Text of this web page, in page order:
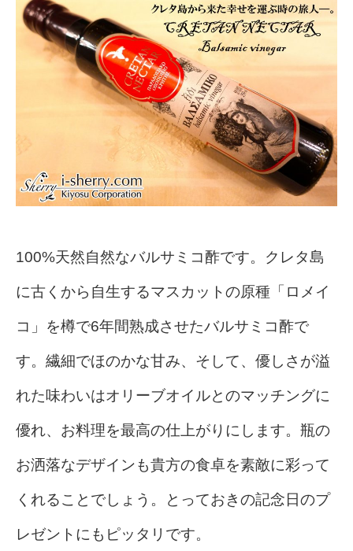
100%天然自然なバルサミコ酢です。 クレタ島
に古くから自生するマスカットの原種「ロメイ
コ」を樽で6年間熟成させたバルサミコ酢で
す。繊細でほのかな甘み、そして、優しさが溢
れた味わいはオリーブオイルとのマッチングに
優れ、お料理を最高の仕上がりにします。瓶の
お洒落なデザインも貴方の食卓を素敵に彩って
くれることでしょう。とっておきの記念日のプ
レゼントにもピッタリです。